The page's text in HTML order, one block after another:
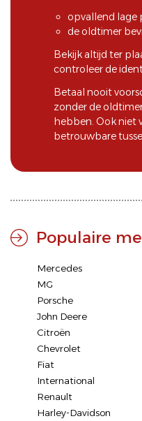
opvallend lage
de oldtimer
Bekijk altijd ter
controleer de
Betaal nooit
zonder de
hebben. Ook niet
betrouwbare
Populaire
Mercedes
MG
Porsche
John Deere
Citroën
Chevrolet
Fiat
International
Renault
Harley-Davidson